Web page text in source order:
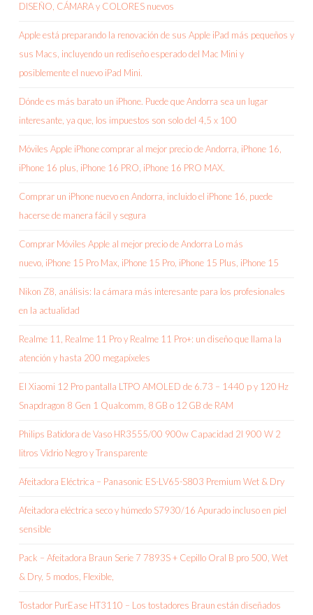
DISEÑO, CÁMARA y COLORES nuevos
Apple está preparando la renovación de sus Apple iPad más pequeños y
sus Macs, incluyendo un rediseño esperado del Mac Mini y
posiblemente el nuevo iPad Mini.
Dónde es más barato un iPhone. Puede que Andorra sea un lugar
interesante, ya que, los impuestos son solo del 4,5 x 100
Móviles Apple iPhone comprar al mejor precio de Andorra, iPhone 16,
iPhone 16 plus, iPhone 16 PRO, iPhone 16 PRO MAX.
Comprar un iPhone nuevo en Andorra, incluido el iPhone 16, puede
hacerse de manera fácil y segura
Comprar Móviles Apple al mejor precio de Andorra Lo más
nuevo, iPhone 15 Pro Max, iPhone 15 Pro, iPhone 15 Plus, iPhone 15
Nikon Z8, análisis: la cámara más interesante para los profesionales
en la actualidad
Realme 11, Realme 11 Pro y Realme 11 Pro+: un diseño que llama la
atención y hasta 200 megapíxeles
El Xiaomi 12 Pro pantalla LTPO AMOLED de 6.73 – 1440 p y 120 Hz
Snapdragon 8 Gen 1 Qualcomm, 8 GB o 12 GB de RAM
Philips Batidora de Vaso HR3555/00 900w Capacidad 2l 900 W 2
litros Vidrio Negro y Transparente
Afeitadora Eléctrica – Panasonic ES-LV65-S803 Premium Wet & Dry
Afeitadora eléctrica seco y húmedo S7930/16 Apurado incluso en piel
sensible
Pack – Afeitadora Braun Serie 7 7893S + Cepillo Oral B pro 500, Wet
& Dry, 5 modos, Flexible,
Tostador PurEase HT3110 – Los tostadores Braun están diseñados